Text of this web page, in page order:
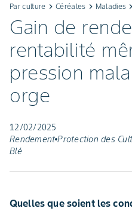
Par culture keyboard_arrow_right Céréales keyboard_arrow_right Maladies
Gain de
rentabilité
pression
orge
12/02/2025
Rendement Protection des
Blé
Quelles que soient les